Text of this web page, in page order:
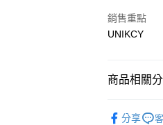
街口支付
Google Pay
銷售重點
UNIKCY
商品相關
分享